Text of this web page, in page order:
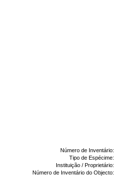
Número de Inventário:
Tipo de Espécime:
Instituição / Proprietário:
Número de Inventário do Objecto: